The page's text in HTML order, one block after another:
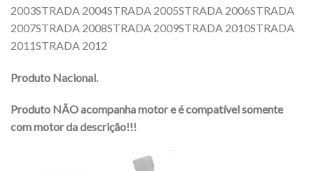
2003STRADA 2004STRADA 2005STRADA 2006STRADA
2007STRADA 2008STRADA 2009STRADA 2010STRADA
2011STRADA 2012
Produto Nacional.
Produto NÃO acompanha motor e é compatível somente
com motor da descrição!!!